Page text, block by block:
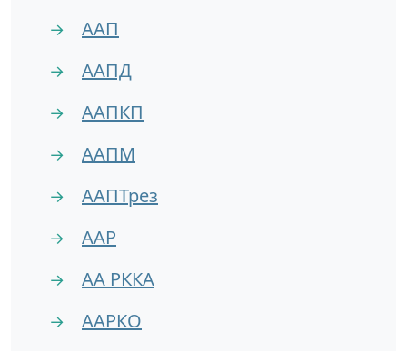
→ ААП
→ ААПД
→ ААПКП
→ ААПМ
→ ААПТрез
→ ААР
→ АА РККА
→ ААРКО